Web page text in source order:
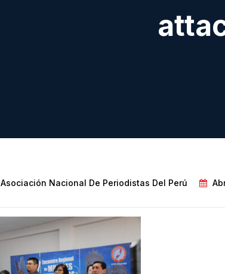
Asociación Nacional De Periodistas Del Perú